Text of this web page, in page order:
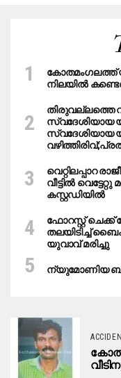
കോതമംഗലത്ത്
നിലയിൽ
തിരുവല്ലത്തെ
സ്വദേശിയായ
സ്വദേശിയായ
വെറ്റിലപ്പാറ
വീട്ടിൽ
കസ്റ്റഡിയിൽ
ഫോറസ്റ്റ് ചെക്ക്
തലയിടിച്ച്
യുവാവ് മരിച്ചു
ന്യുമോണിയ